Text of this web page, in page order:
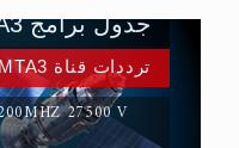
ترددات قناة MTA3 العربية:
27500 V
جدول برامج MTA3